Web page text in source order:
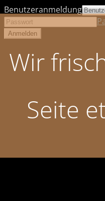
Wir
Seite
Benutzeranmeldung